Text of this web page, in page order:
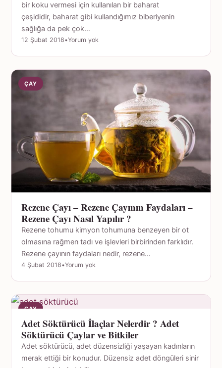
bir koku vermesi için kullanılan bir baharat
çeşididir, baharat gibi kullandığımız biberiyenin
sağlığa da pek çok…
12 Şubat 2018•Yorum yok
ÇAY
Rezene Çayı – Rezene Çayının Faydaları –
Rezene Çayı Nasıl Yapılır ?
Rezene tohumu kimyon tohumuna benzeyen bir ot
olmasına rağmen tadı ve işlevleri birbirinden farklıdır.
Rezene çayının faydaları nedir, rezene…
4 Şubat 2018•Yorum yok
ÇAY
Adet Söktürücü İlaçlar Nelerdir ? Adet
Söktürücü Çaylar ve Bitkiler
Adet söktürücü, adet düzensizliği yaşayan kadınların
merak ettiği bir konudur. Düzensiz adet döngüleri sinir